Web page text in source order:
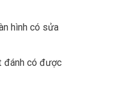
hình có sửa
đánh có được